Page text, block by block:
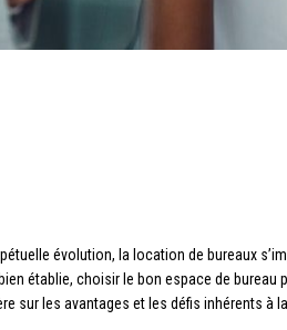
évolution, la location de bureaux
établie, choisir le bon espace de
sur les avantages et les défis inhérents à